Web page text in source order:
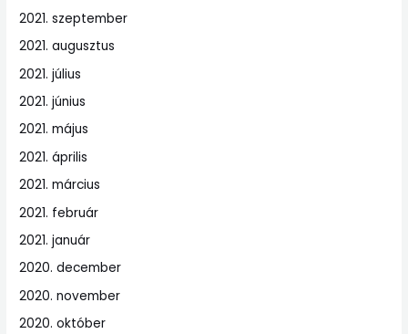
2021. szeptember
2021. augusztus
2021. július
2021. június
2021. május
2021. április
2021. március
2021. február
2021. január
2020. december
2020. november
2020. október